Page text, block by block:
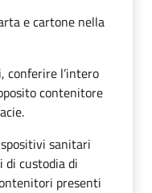
e cartone nella
conferire l’intero
contenitore
sanitari
custodia di
presenti